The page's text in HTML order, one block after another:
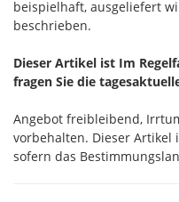
beispielhaft, ausgeliefert
beschrieben.
Dieser Artikel ist Im
fragen Sie die
Angebot freibleibend,
vorbehalten. Dieser
sofern das